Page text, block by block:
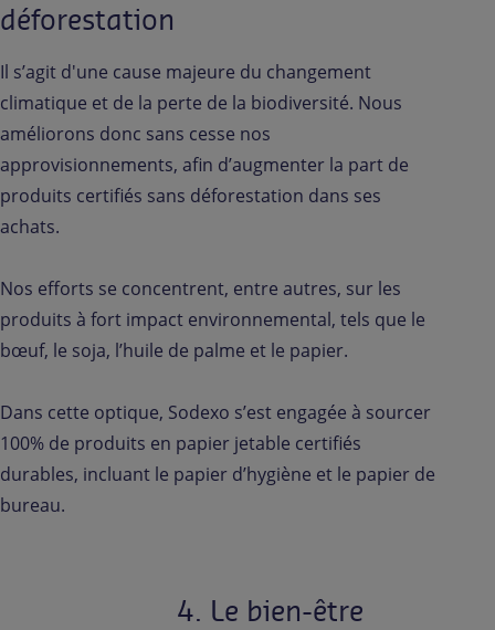
déforestation
Il s’agit d'une cause majeure du changement
climatique et de la perte de la biodiversité. Nous
améliorons donc sans cesse nos
approvisionnements, afin d’augmenter la part de
produits certifiés sans déforestation dans ses
achats.
Nos efforts se concentrent, entre autres, sur les
produits à fort impact environnemental, tels que le
bœuf, le soja, l’huile de palme et le papier.
Dans cette optique, Sodexo s’est engagée à sourcer
100% de produits en papier jetable certifiés
durables, incluant le papier d’hygiène et le papier de
bureau.
4. Le bien-être